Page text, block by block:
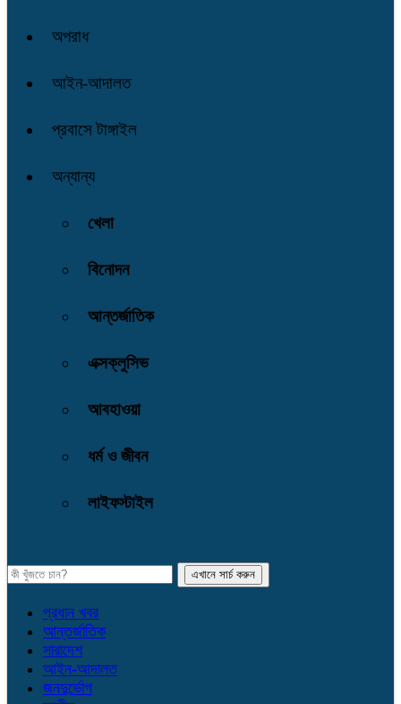
অপরাধ
আইন-আদালত
প্রবাসে টাঙ্গাইল
অন্যান্য
খেলা
বিনোদন
আন্তর্জাতিক
এক্সক্লুসিভ
আবহাওয়া
ধর্ম ও জীবন
লাইফস্টাইল
প্রধান খবর
আন্তর্জাতিক
সারাদেশ
আইন-আদালত
জনদুর্ভোগ